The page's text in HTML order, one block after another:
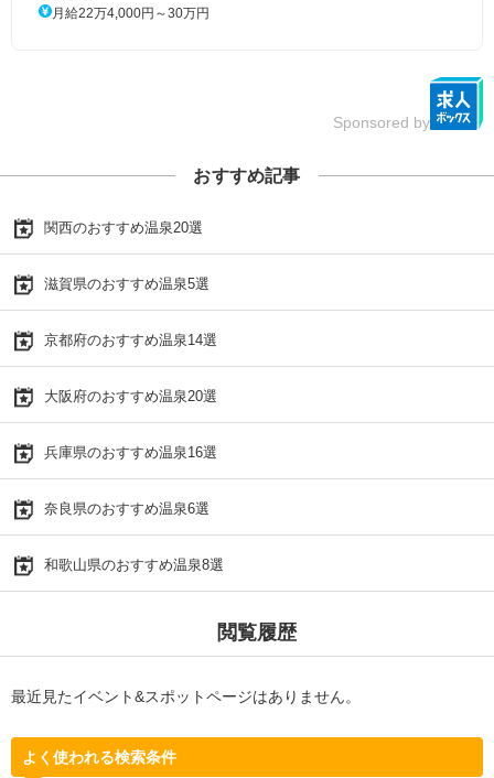
月給22万4,000円～30万円
Sponsored by
おすすめ記事
関西のおすすめ温泉20選
滋賀県のおすすめ温泉5選
京都府のおすすめ温泉14選
大阪府のおすすめ温泉20選
兵庫県のおすすめ温泉16選
奈良県のおすすめ温泉6選
和歌山県のおすすめ温泉8選
閲覧履歴
最近見たイベント&スポットページはありません。
よく使われる検索条件